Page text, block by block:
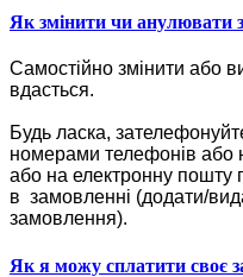
Як змінити чи анулювати
Самостійно змінити або
вдасться.
Будь ласка,
номерами телефонів або
або на електронну пошту
в замовленні (додати/
замовлення).
Як я можу сплатити своє